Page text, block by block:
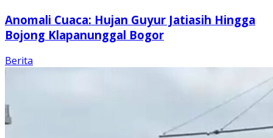
Anomali Cuaca: Hujan Guyur Jatiasih Hingga
Bojong Klapanunggal Bogor
Berita